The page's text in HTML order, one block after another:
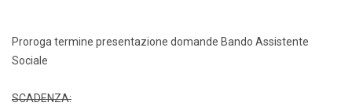
Proroga termine presentazione domande Bando Assistente
Sociale
SCADENZA: